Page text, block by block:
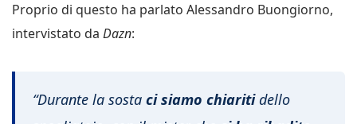
Proprio di questo ha parlato Alessandro Buongiorno,
intervistato da Dazn:
“Durante la sosta ci siamo chiaritidello